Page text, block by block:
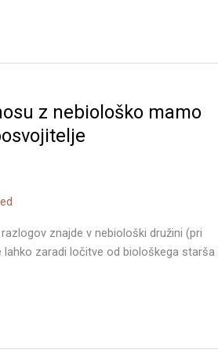
z nebiološko mamo
znajde v nebiološki družini (pri
lahko zaradi ločitve od biološkega starša